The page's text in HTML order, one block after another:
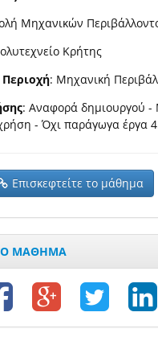
Μηχανικών
Κρήτης
: Μηχανική
: Αναφορά δημιουργού
- Όχι παράγωγα έργα
Επισκεφτείτε το μάθημα
ΜΑΘΗΜΑ